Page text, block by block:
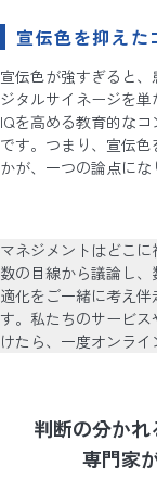
宣伝色を抑えた
宣伝色が強すぎると
ジタルサイネージを
IQを高める教育的な
です。つまり、宣伝
かが、一つの論点にな
マネジメントはどこ
数の目線から議論し
適化をご一緒に考え
す。私たちのサービ
けたら、一度オンライ
判断の分かれ
専門家